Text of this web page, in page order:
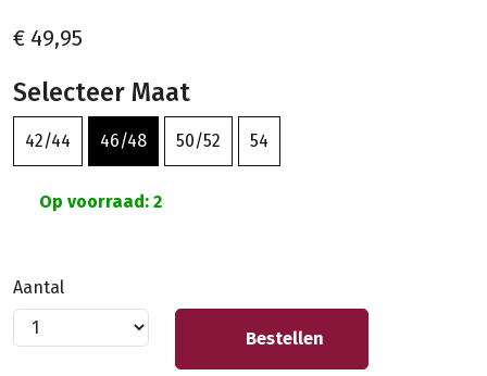
€ 49,95
Selecteer Maat
42/44 46/48 50/52 54
Op voorraad: 2
Aantal
Bestellen